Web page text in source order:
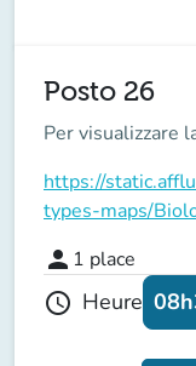
Posto 26
Per visualizzare
https://
types-maps/
person 1 place
schedule Heure